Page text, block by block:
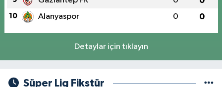
10 Alanyaspor 0 0
Detaylar için tıklayın
Süper Lig Fikstür